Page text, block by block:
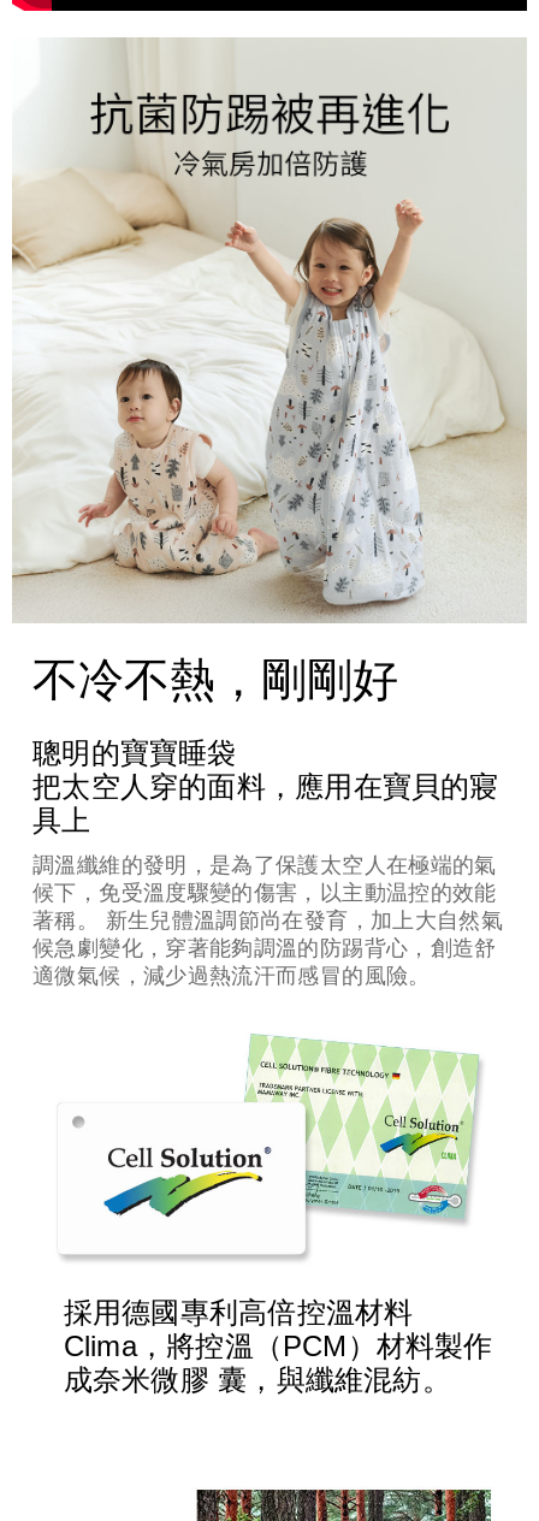
不冷不熱，剛剛好
聰明的寶寶睡袋
把太空人穿的面料，應用在寶貝的寢
具上
調溫纖維的發明，是為了保護太空人在極端的氣
候下，免受溫度驟變的傷害，以主動温控的效能
著稱。 新生兒體溫調節尚在發育，加上大自然氣
候急劇變化，穿著能夠調溫的防踢背心，創造舒
適微氣候，減少過熱流汗而感冒的風險。
採用德國專利高倍控溫材料
Clima，將控溫（PCM）材料製作
成奈米微膠 囊，與纖維混紡。